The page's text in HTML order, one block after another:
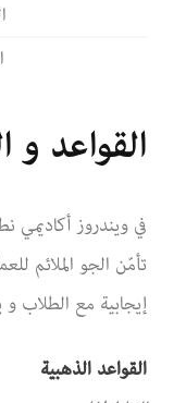
القواعد و
في ويندروز أكاديمي
تأمّن الجو الملائم
إيجابية مع الطلاب
القواعد الذهبية